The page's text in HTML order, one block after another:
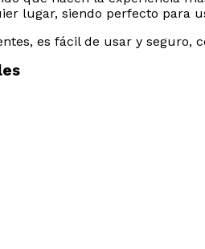
lugar, siendo perfecto para
es fácil de usar y